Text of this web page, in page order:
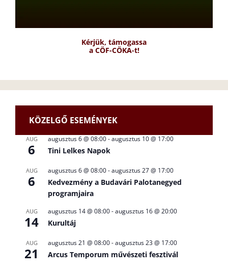
Kérjük, támogassa
a CÖF-CÖKA-t!
KÖZELGŐ ESEMÉNYEK
AUG
6
augusztus 6 @ 08:00-augusztus 10 @ 17:00
Tini Lelkes Napok
AUG
6
augusztus 6 @ 08:00-augusztus 27 @ 17:00
Kedvezmény a Budavári Palotanegyed
programjaira
AUG
14
augusztus 14 @ 08:00-augusztus 16 @ 20:00
Kurultáj
AUG
21
augusztus 21 @ 08:00-augusztus 23 @ 17:00
Arcus Temporum művészeti fesztivál